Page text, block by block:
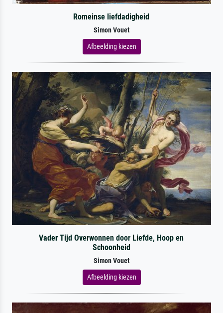
Romeinse liefdadigheid
Simon Vouet
Afbeelding kiezen
Vader Tijd Overwonnen door Liefde, Hoop en
Schoonheid
Simon Vouet
Afbeelding kiezen